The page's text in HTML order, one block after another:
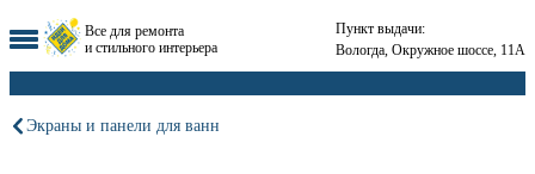
Все для ремонта
и стильного интерьера
Пункт выдачи:
Вологда, Окружное шоссе, 11А
Экраны и панели для ванн